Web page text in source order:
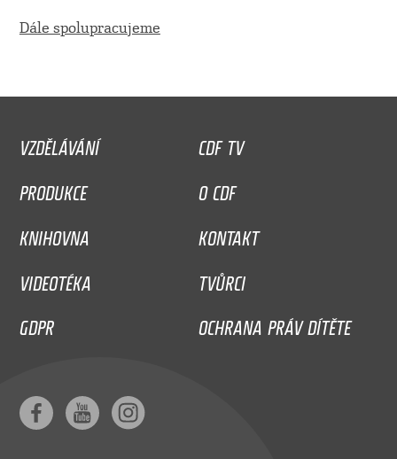
Dále spolupracujeme
VZDĚLÁVÁNÍ
CDF TV
PRODUKCE
O CDF
KNIHOVNA
KONTAKT
VIDEOTÉKA
TVŮRCI
GDPR
OCHRANA PRÁV DÍTĚTE